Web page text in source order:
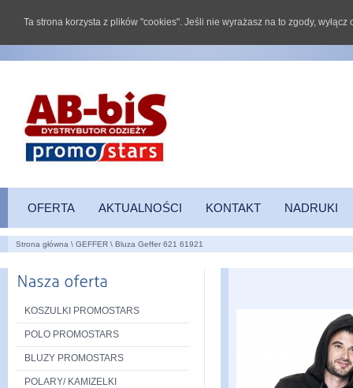
OFERTA AKTUALNOŚCI KONTAKT NADRUKI
Strona główna \ GEFFER \ Bluza Geffer 621 61921
KOSZULKI PROMOSTARS
POLO PROMOSTARS
BLUZY PROMOSTARS
POLARY/ KAMIZELKI
Ta strona korzysta z plików "cookies". Jeśli nie wyrażasz na to zgody,